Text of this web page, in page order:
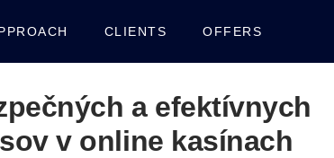
CLIENTS OFFERS
a efektívnych
v online kasínach